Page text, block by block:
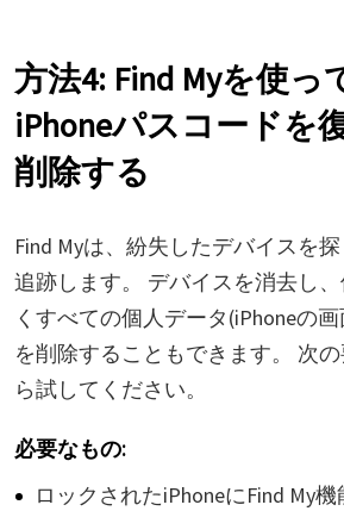
方法4: Find Myを使っ
iPhoneパスコードを
削除する
Find Myは、紛失したデバイスを
追跡します。 デバイスを消去し
くすべての個人データ(iPhoneの
を削除することもできます。 次
ら試してください。
必要なもの:
ロックされたiPhoneにFind My